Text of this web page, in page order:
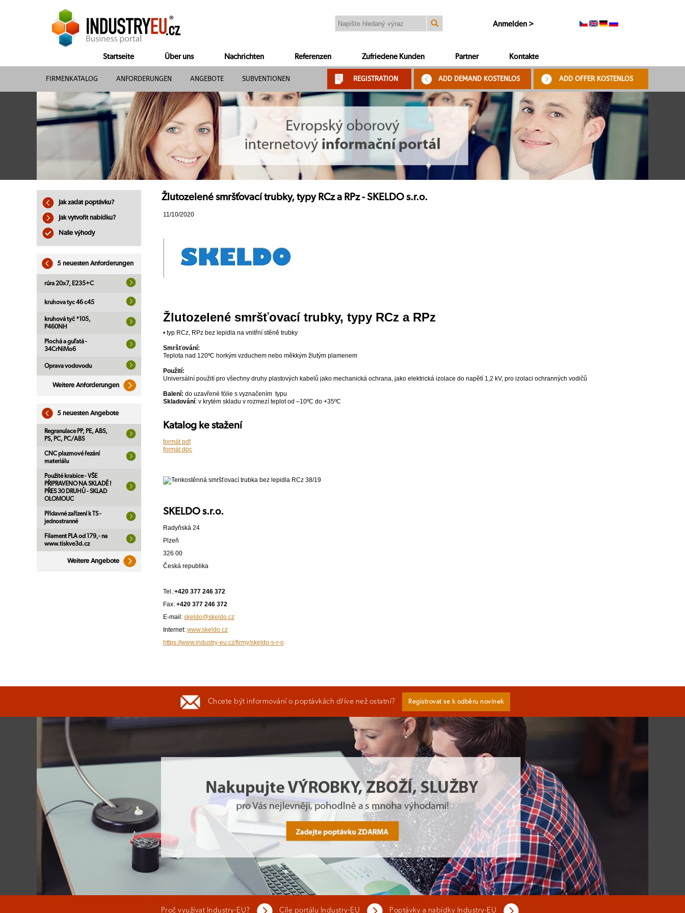
Anmelden >
Startseite Über uns Nachrichten Referenzen Zufriedene Kunden Partner Kontakte
FIRMENKATALOG ANFORDERUNGEN ANGEBOTE SUBVENTIONEN REGISTRATION ADD DEMAND KOSTENLOS ADD OFFER KOSTENLOS
Jak zadat poptávku?
Jak vytvořit nabídku?
Naše výhody
5 neuesten Anforderungen
rúra 20x7, E235+C
kruhova tyc 46 c45
kruhová tyč *105,
P460NH
Plochá a guľatá -
34CrNiMo6
Oprava vodovodu
Weitere Anforderungen
5 neuesten Angebote
Regranulace PP, PE, ABS,
PS, PC, PC/ABS
CNC plazmové řezání
materiálu
Použité krabice - VŠE
PŘIPRAVENO NA SKLADĚ !
PŘES 30 DRUHŮ - SKLAD
OLOMOUC
Přídavné zařízení k TS -
jednostranné
Filament PLA od 179,- na
www.tiskve3d.cz
Weitere Angebote
Žlutozelené smršťovací trubky, typy RCz a RPz - SKELDO s.r.o.
11/10/2020
Žlutozelené smršťovací trubky, typy RCz a RPz
• typ RCz, RPz bez lepidla na vnitřní stěně trubky
Smršťování:
Teplota nad 120ºC horkým vzduchem nebo měkkým žlutým plamenem
Použití:
Universální použití pro všechny druhy plastových kabelů jako mechanická ochrana, jako elektrická izolace do napětí 1,2 kV, pro izolaci ochranných vodičů
Balení: do uzavřené fólie s vyznačením typu
Skladování: v krytém skladu v rozmezí teplot od –10ºC do +35ºC
Katalog ke stažení
formát pdf
formát doc
SKELDO s.r.o.
Radyňská 24
Plzeň
326 00
Česká republika
Tel.:+420 377 246 372
Fax: +420 377 246 372
E-mail: skeldo@skeldo.cz
Internet: www.skeldo.cz
https://www.industry-eu.cz/firmy/skeldo-s-r-o
Chcete být informování o poptávkách dříve než ostatní? Registrovat se k odběru novinek
Proč využívat Industry-EU? Cíle portálu Industry-EU Poptávky a nabídky Industry-EU